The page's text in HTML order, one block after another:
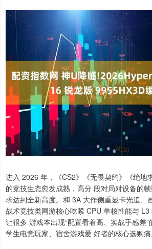
进入 2026 年，《CS2》《无畏契约》《绝地
的竞技生态愈发成熟，高分 段对局对设备的
求达到全新高度。和 3A 大作侧重显卡光追、
战术竞技类网游核心吃紧 CPU 单核性能与
让很多 游戏本出现“配置看着高、实战手感差
学生电竞玩家、宿舍游戏爱 好者的核心选购痛